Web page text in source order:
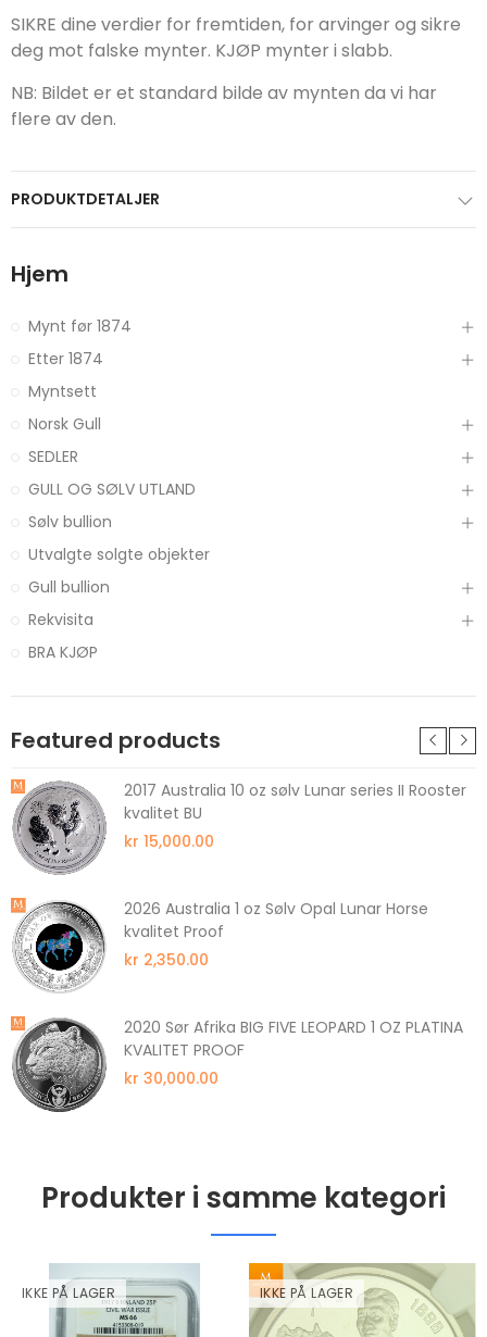
SIKRE dine verdier for fremtiden, for arvinger og sikre
deg mot falske mynter. KJØP mynter i slabb.
NB: Bildet er et standard bilde av mynten da vi har
flere av den.
PRODUKTDETALJER
Hjem
Mynt før 1874
Etter 1874
Myntsett
Norsk Gull
SEDLER
GULL OG SØLV UTLAND
Sølv bullion
Utvalgte solgte objekter
Gull bullion
Rekvisita
BRA KJØP
Featured products
2017 Australia 10 oz sølv Lunar series II Rooster
kvalitet BU
kr 15,000.00
2026 Australia 1 oz Sølv Opal Lunar Horse
kvalitet Proof
kr 2,350.00
2020 Sør Afrika BIG FIVE LEOPARD 1 OZ PLATINA
KVALITET PROOF
kr 30,000.00
Produkter i samme kategori
IKKE PÅ LAGER IKKE PÅ LAGER